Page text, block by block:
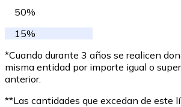
50%
15%
*Cuando durante 3 años se realicen
misma entidad por importe igual o
anterior.
**Las cantidades que excedan de este